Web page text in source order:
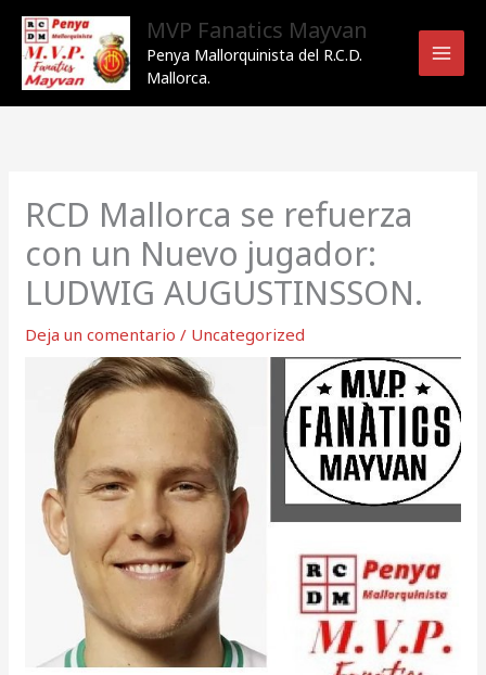
contenido
MVP Fanatics Mayvan
Penya Mallorquinista del R.C.D.
Mallorca.
RCD Mallorca se refuerza
con un Nuevo jugador:
LUDWIG AUGUSTINSSON.
Deja un comentario / Uncategorized